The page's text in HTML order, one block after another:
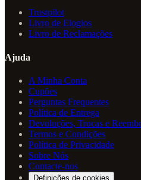
Trustpilot
Livro de Elogios
Livro de Reclamações
Ajuda
A Minha Conta
Cupões
Perguntas Frequentes
Política de Entrega
Devoluções, Trocas e
Termos e Condições
Política de Privacidade
Sobre Nós
Contacte-nos
Definições de cookies